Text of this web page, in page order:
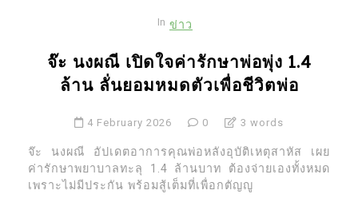
In ข่าว
จ๊ะ นงผณี เปิดใจค่ารักษาพ่อพุ่ง 1.4
ล้าน ลั่นยอมหมดตัวเพื่อชีวิตพ่อ
4 February 2026 0 3 words
จ๊ะ นงผณี อัปเดตอาการคุณพ่อหลังอุบัติเหตุสาหัส เผย
ค่ารักษาพยาบาลทะลุ 1.4 ล้านบาท ต้องจ่ายเองทั้งหมด
เพราะไม่มีประกัน พร้อมสู้เต็มที่เพื่อกตัญญู